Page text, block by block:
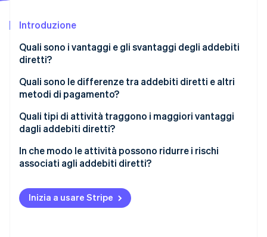
Prevenzione delle frodi
Atlas
Costituzione di start-up
Rimozione del carbonio
Verifica online dell'identità
Scopri come Stripe sta costruendo l'infrastruttura
Guarda ora
Partner
Introduzione
Quali sono i vantaggi e gli svantaggi degli addebiti
diretti?
Quali sono le differenze tra addebiti diretti e altri
metodi di pagamento?
Addebiti diretti
Pagamenti con carta
Ordini permanenti
Wallet
Quali tipi di attività traggono i maggiori vantaggi
dagli addebiti diretti?
Attività che offrono abbonamenti
Organizzazioni associative
Società di servizi pubblici e di telecomunicazioni
In che modo le attività possono ridurre i rischi
associati agli addebiti diretti?
Stabilisci aspettative chiare fin dall’inizio
Avvisa i clienti delle modifiche
Inizia a usare Stripe